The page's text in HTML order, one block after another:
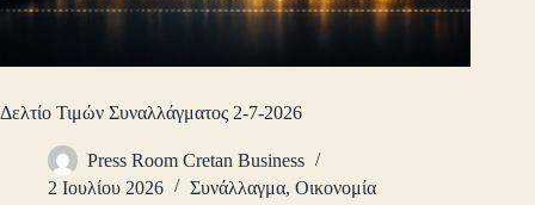
Δελτίο Τιμών Συναλλάγματος 2-7-2026
Press Room Cretan Business
2 Ιουλίου 2026
Συνάλλαγμα, Οικονομία